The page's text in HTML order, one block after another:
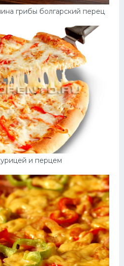
грибы болгарский перец
и перцем